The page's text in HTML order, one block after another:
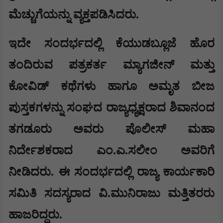
ಮೆಚ್ಚುಗೆಯನ್ನು ವ್ಯಕ್ತಪಡಿಸಿದರು.
ಇದೇ ಸಂದರ್ಭದಲ್ಲಿ ಕೆಯುಡಬ್ಲೂಜೆ ಹೊರ
ತಂದಿರುವ ಪತ್ರಕರ್ತ ಮ್ಯಾಗಜೀನ್ ಮತ್ತು
ಕೋವಿಡ್ ಕಥೆಗಳು ಹಾಗೂ ಅಮೃತ ಬೀಜ
ಪುಸ್ತಕಗಳನ್ನು ಸಂಘದ ರಾಜ್ಯಧ್ಯಕ್ಷರಾದ ಶಿವಾನಂದ
ತಗಡೂರು ಅವರು ಪೊಲೀಸ್ ಮಹಾ
ನಿರ್ದೇಶಕರಾದ ಎಂ.ಎ.ಸಲೀಂ ಅವರಿಗೆ
ನೀಡಿದರು. ಈ ಸಂದರ್ಭದಲ್ಲಿ ರಾಜ್ಯ ಕಾರ್ಯಕಾರಿ
ಸಮಿತಿ ಸದಸ್ಯರಾದ ವಿ.ಮುನಿರಾಜು ಮತ್ತಿತರರು
ಹಾಜರಿದ್ದರು.